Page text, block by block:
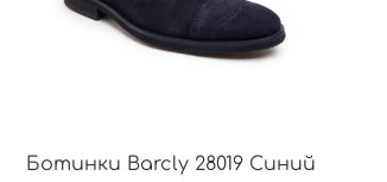
Ботинки Barcly 28019 Синий